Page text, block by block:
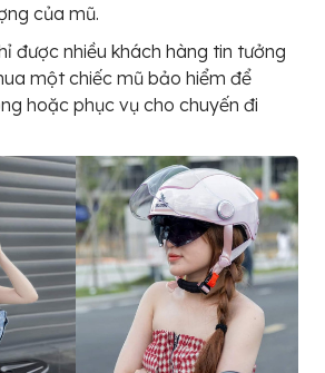
của mũ.
được nhiều khách hàng tin tưởng
một chiếc mũ bảo hiểm để
hoặc phục vụ cho chuyến đi